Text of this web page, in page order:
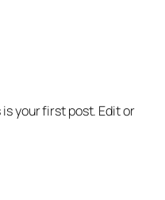
your first post. Edit or